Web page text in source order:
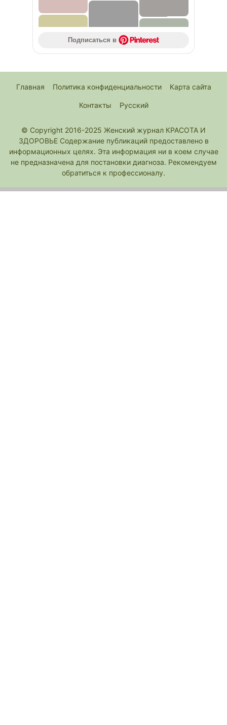
Подписаться в
Главная Политика конфиденциальности Карта сайта
Контакты Русский
© Copyright 2016-2025 Женский журнал КРАСОТА И
ЗДОРОВЬЕ Содержание публикаций предоставлено в
информационных целях. Эта информация ни в коем случае
не предназначена для постановки диагноза. Рекомендуем
обратиться к профессионалу.